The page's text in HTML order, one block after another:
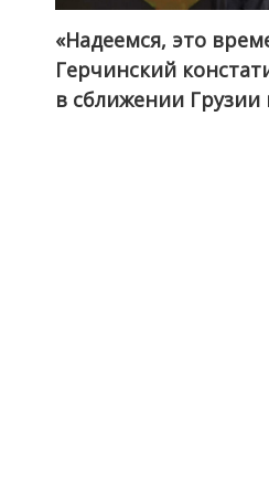
«Надеемся, это
Герчинский
в сближении Грузии